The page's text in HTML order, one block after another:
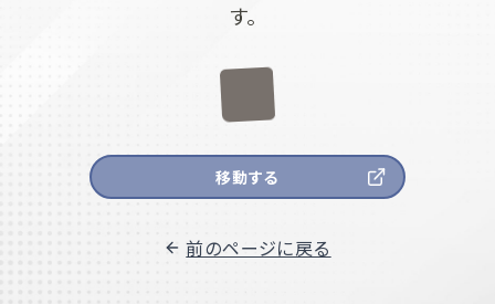
す。
移動する
前のページに戻る